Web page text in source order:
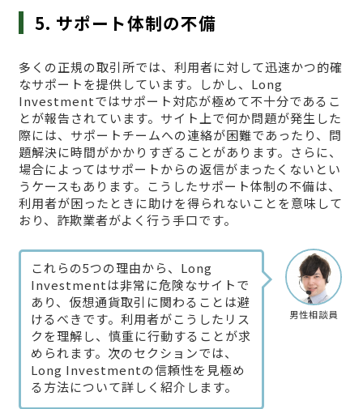
5. サポート体制の不備
多くの正規の取引所では、利用者に対して迅速かつ的確
なサポートを提供しています。しかし、Long
Investmentではサポート対応が極めて不十分であるこ
とが報告されています。サイト上で何か問題が発生した
際には、サポートチームへの連絡が困難であったり、問
題解決に時間がかかりすぎることがあります。さらに、
場合によってはサポートからの返信がまったくないとい
うケースもあります。こうしたサポート体制の不備は、
利用者が困ったときに助けを得られないことを意味して
おり、詐欺業者がよく行う手口です。
男性相談員
これらの5つの理由から、Long
Investmentは非常に危険なサイトで
あり、仮想通貨取引に関わることは避
けるべきです。利用者がこうしたリス
クを理解し、慎重に行動することが求
められます。次のセクションでは、
Long Investmentの信頼性を見極め
る方法について詳しく紹介します。